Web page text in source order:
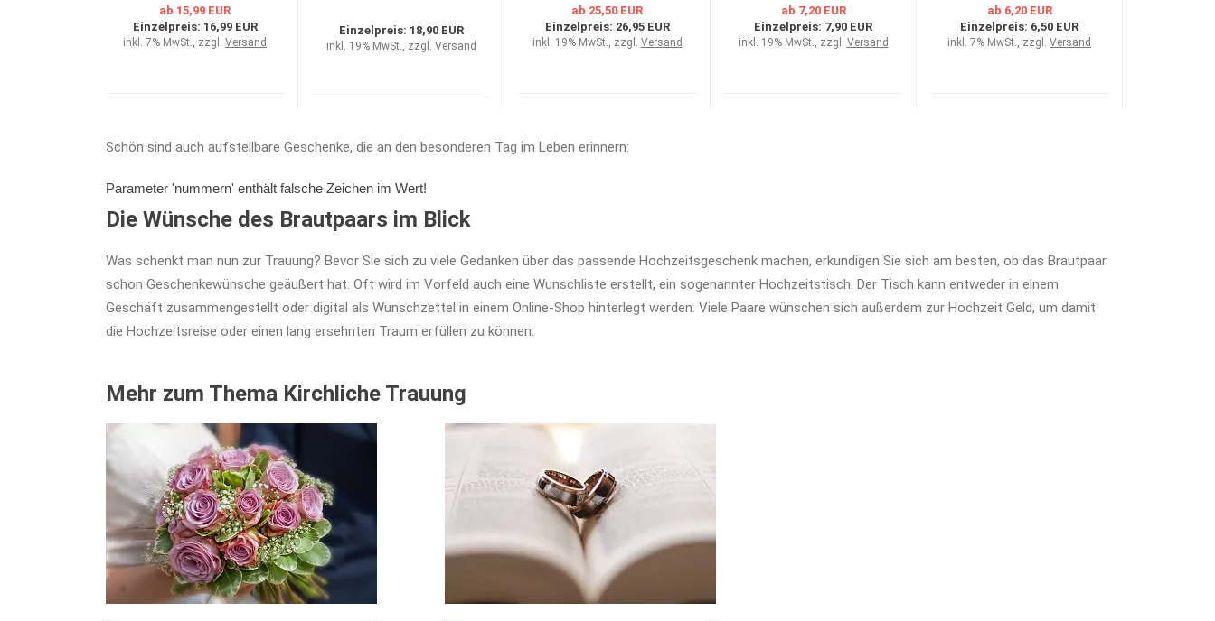
ab 15,99 EUR
Einzelpreis: 16,99 EUR
inkl. 7% MwSt., zzgl. Versand
Einzelpreis: 18,90 EUR
inkl. 19% MwSt., zzgl. Versand
ab 25,50 EUR
Einzelpreis: 26,95 EUR
inkl. 19% MwSt., zzgl. Versand
ab 7,20 EUR
Einzelpreis: 7,90 EUR
inkl. 19% MwSt., zzgl. Versand
ab 6,20 EUR
Einzelpreis: 6,50 EUR
inkl. 7% MwSt., zzgl. Versand
Schön sind auch aufstellbare Geschenke, die an den besonderen Tag im Leben erinnern:
Parameter 'nummern' enthält falsche Zeichen im Wert!
Die Wünsche des Brautpaars im Blick
Was schenkt man nun zur Trauung? Bevor Sie sich zu viele Gedanken über das passende Hochzeitsgeschenk machen, erkundigen Sie sich am besten, ob das Brautpaar
schon Geschenkewünsche geäußert hat. Oft wird im Vorfeld auch eine Wunschliste erstellt, ein sogenannter Hochzeitstisch. Der Tisch kann entweder in einem
Geschäft zusammengestellt oder digital als Wunschzettel in einem Online-Shop hinterlegt werden. Viele Paare wünschen sich außerdem zur Hochzeit Geld, um damit
die Hochzeitsreise oder einen lang ersehnten Traum erfüllen zu können.
Mehr zum Thema Kirchliche Trauung